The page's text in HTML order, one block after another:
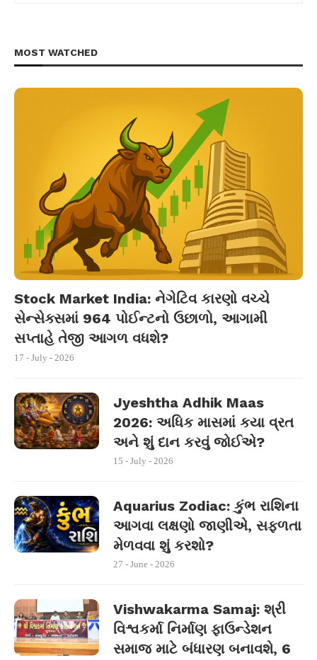
MOST WATCHED
Stock Market India: નેગેટિવ કારણો વચ્ચે
સેન્સેક્સમાં 964 પોઈન્ટનો ઉછાળો, આગામી
સપ્તાહે તેજી આગળ વધશે?
17 - July - 2026
Jyeshtha Adhik Maas
2026: અધિક માસમાં કયા વ્રત
અને શું દાન કરવું જોઈએ?
15 - July - 2026
Aquarius Zodiac: કુંભ રાશિના
આગવા લક્ષણો જાણીએ, સફળતા
મેળવવા શું કરશો?
27 - June - 2026
Vishwakarma Samaj: શ્રી
વિશ્વકર્મા નિર્માણ ફાઉન્ડેશન
સમાજ માટે બંધારણ બનાવશે, 6